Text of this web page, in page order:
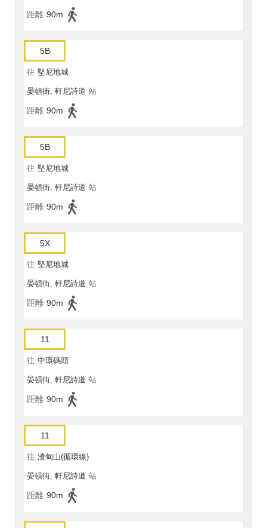
距離 90m
5B
往 堅尼地城
晏頓街, 軒尼詩道 站
距離 90m
5B
往 堅尼地城
晏頓街, 軒尼詩道 站
距離 90m
5X
往 堅尼地城
晏頓街, 軒尼詩道 站
距離 90m
11
往 中環碼頭
晏頓街, 軒尼詩道 站
距離 90m
11
往 渣甸山(循環線)
晏頓街, 軒尼詩道 站
距離 90m